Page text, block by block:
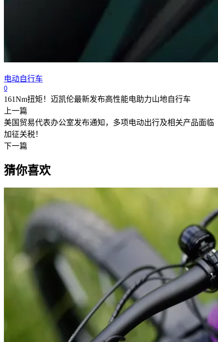
电动自行车
0
161Nm扭矩！迈凯伦最新发布高性能电助力山地自行车
上一篇
美国贸易代表办公室发布通知，多项电动出行及相关产品面临
加征关税！
下一篇
猜你喜欢